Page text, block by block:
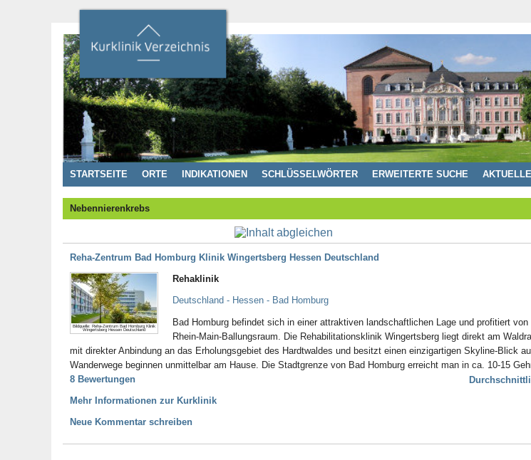
STARTSEITE ORTE INDIKATIONEN SCHLÜSSELWÖRTER ERWEITERTE SUCHE
Nebennierenkrebs
Reha-Zentrum Bad Homburg Klinik Wingertsberg Hessen Deutschland
Bildquelle: Reha-Zentrum Bad Homburg Klinik
Wingertsberg Hessen Deutschland
Rehaklinik
Deutschland - Hessen - Bad Homburg
Bad Homburg befindet sich in einer attraktiven landschaftlichen Lage und profitiert
Rhein-Main-Ballungsraum. Die Rehabilitationsklinik Wingertsberg liegt direkt am
mit direkter Anbindung an das Erholungsgebiet des Hardtwaldes und besitzt einen einzigartigen Skyline-Blick
Wanderwege beginnen unmittelbar am Hause. Die Stadtgrenze von Bad Homburg erreicht man in ca. 10-15
8 Bewertungen
Mehr Informationen zur Kurklinik
Neue Kommentar schreiben